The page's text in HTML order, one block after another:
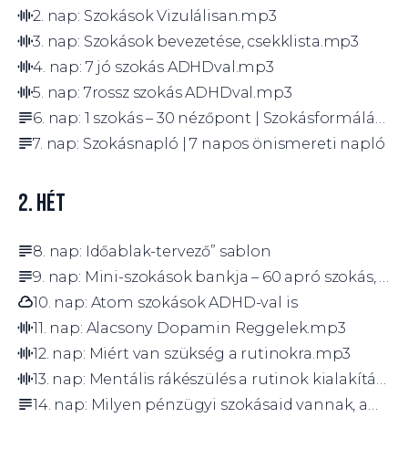
2. nap: Szokások Vizulálisan.mp3
3. nap: Szokások bevezetése, csekklista.mp3
4. nap: 7 jó szokás ADHDval.mp3
5. nap: 7rossz szokás ADHDval.mp3
7. nap: Szokásnapló | 7 napos önismereti napló
2. HÉT
8. nap: Időablak-tervező” sablon
9. nap: Mini-szokások bankja – 60 apró szokás, amit ma is elkezdhetsz
10. nap: Atom szokások ADHD-val is
11. nap: Alacsony Dopamin Reggelek.mp3
12. nap: Miért van szükség a rutinokra.mp3
13. nap: Mentális rákészülés a rutinok kialakítására.mp3
14. nap: Milyen pénzügyi szokásaid vannak, amik nem tudatosak?